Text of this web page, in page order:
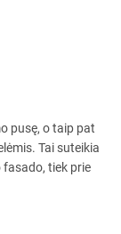
pusę, o taip pat
Tai suteikia
tiek prie